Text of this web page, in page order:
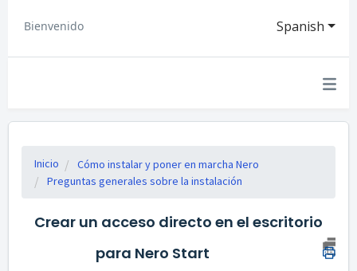
Spanish
Bienvenido
Inicio
Cómo instalar y poner en marcha Nero
Preguntas generales sobre la instalación
Crear un acceso directo en el escritorio
para Nero Start